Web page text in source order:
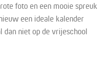
foto en een mooie spreuk
een ideale kalender
dan niet op de vrijeschool